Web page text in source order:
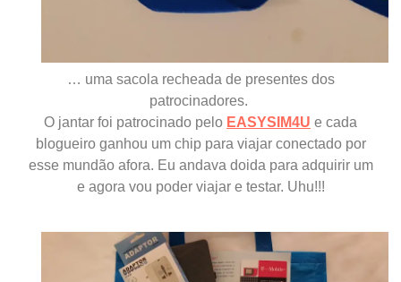
… uma sacola recheada de presentes dos
patrocinadores.
O jantar foi patrocinado pelo EASYSIM4U e cada
blogueiro ganhou um chip para viajar conectado por
esse mundão afora. Eu andava doida para adquirir um
e agora vou poder viajar e testar. Uhu!!!